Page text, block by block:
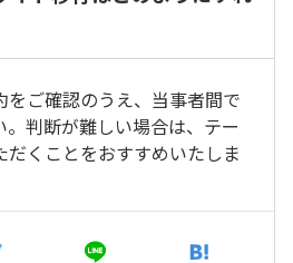
をご確認のうえ、当事者間で
判断が難しい場合は、テー
くことをおすすめいたしま